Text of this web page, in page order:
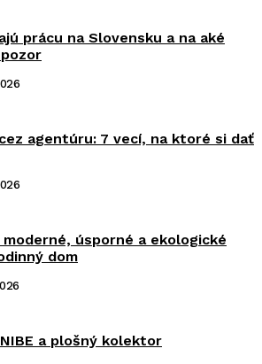
prácu na Slovensku a na aké
agentúru: 7 vecí, na ktoré si dať
úsporné a ekologické
dom
a plošný kolektor